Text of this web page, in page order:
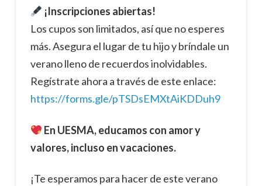
¡Inscripciones abiertas!
Los cupos son limitados, así que no esperes
más. Asegura el lugar de tu hijo y bríndale un
verano lleno de recuerdos inolvidables.
Regístrate ahora a través de este enlace:
https://forms.gle/pTSDsEMXtAiKDDuh9
En UESMA, educamos con amor y
valores, incluso en vacaciones.
¡Te esperamos para hacer de este verano